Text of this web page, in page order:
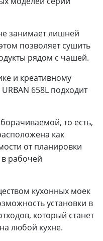
занимает лишней
позволяет сушить
рядом с чашей.
и креативному
658L подходит
то есть,
как
от планировки
рабочей
кухонных моек
установки в
который станет
любой кухне.